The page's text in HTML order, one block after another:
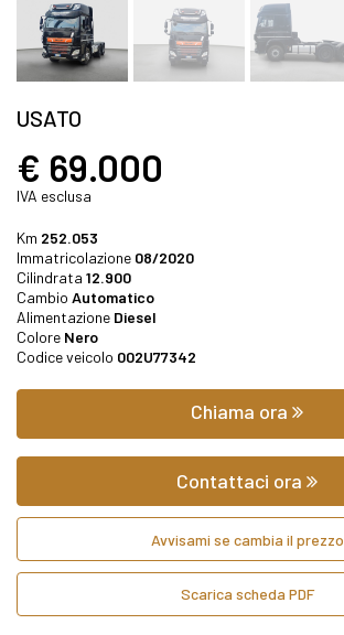
USATO
€ 69.000
IVA esclusa
Km 252.053
Immatricolazione 08/2020
Cilindrata 12.900
Cambio Automatico
Alimentazione Diesel
Colore Nero
Codice veicolo 002U77342
Chiama ora
Contattaci ora
Avvisami se cambia il prezzo
Scarica scheda PDF